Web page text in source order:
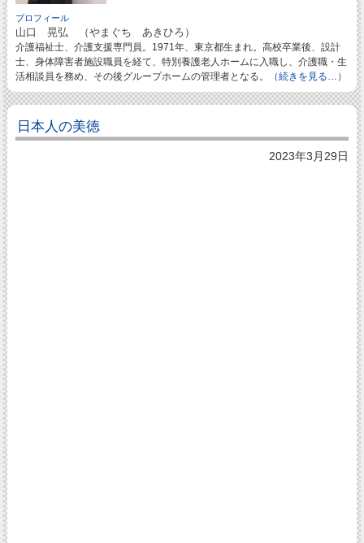
プロフィール
山口 晃弘 （やまぐち あきひろ）
介護福祉士、介護支援専門員。1971年、東京都生まれ。高校卒業後、設計
士、身体障害者施設職員を経て、特別養護老人ホームに入職し、介護職・生
活相談員を務め、その後グループホームの管理者となる。
（続きを見る…）
日本人の美徳
2023年3月29日